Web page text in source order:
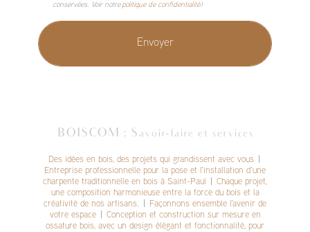
conservées. Voir notre politique de confidentialité)
BOISCOM : Savoir-faire et services
Des idées en bois, des projets qui grandissent avec vous
Entreprise professionnelle pour la pose et l'installation d'une
charpente traditionnelle en bois à Saint-Paul
Chaque projet,
une composition harmonieuse entre la force du bois et la
créativité de nos artisans.
Façonnons ensemble l'avenir de
votre espace| Conception et construction sur mesure en
ossature bois, avec un design élégant et fonctionnalité, pour